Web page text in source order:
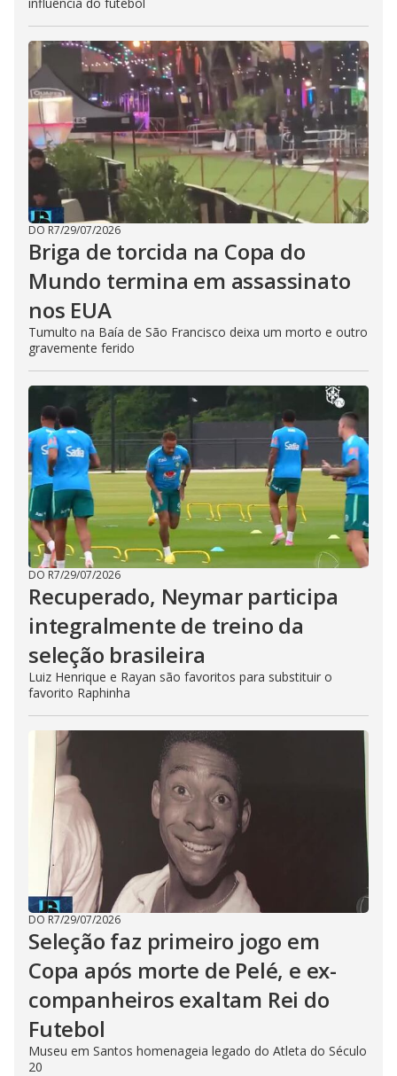
DO R7/29/07/2026
Briga de torcida na Copa do
Mundo termina em assassinato
nos EUA
Tumulto na Baía de São Francisco deixa um morto e outro
gravemente ferido
DO R7/29/07/2026
Recuperado, Neymar participa
integralmente de treino da
seleção brasileira
Luiz Henrique e Rayan são favoritos para substituir o
favorito Raphinha
DO R7/29/07/2026
Seleção faz primeiro jogo em
Copa após morte de Pelé, e ex-
companheiros exaltam Rei do
Futebol
Museu em Santos homenageia legado do Atleta do Século
20